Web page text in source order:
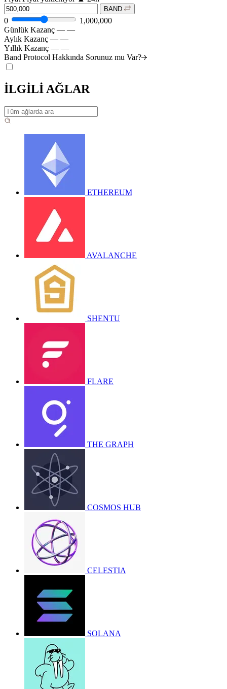
BAND
0
1,000,000
Günlük Kazanç — —
Aylık Kazanç — —
Yıllık Kazanç — —
Band Protocol Hakkında Sorunuz mu Var?
İLGİLİ AĞLAR
ETHEREUM
AVALANCHE
SHENTU
FLARE
THE GRAPH
COSMOS HUB
CELESTIA
SOLANA